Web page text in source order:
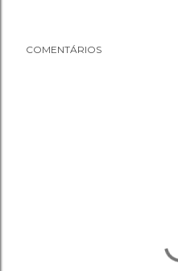
COMENTÁRIOS